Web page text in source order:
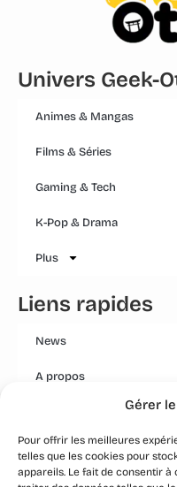
Gérer
Pour offrir les meilleures
telles que les cookies pour
appareils. Le fait de consentir
Univers Geek-
Animes & Mangas
Films & Séries
Gaming & Tech
K-Pop & Drama
Plus
Liens rapides
News
A propos
Mentions légales
Conditions générales
Politique Qualité Groupe